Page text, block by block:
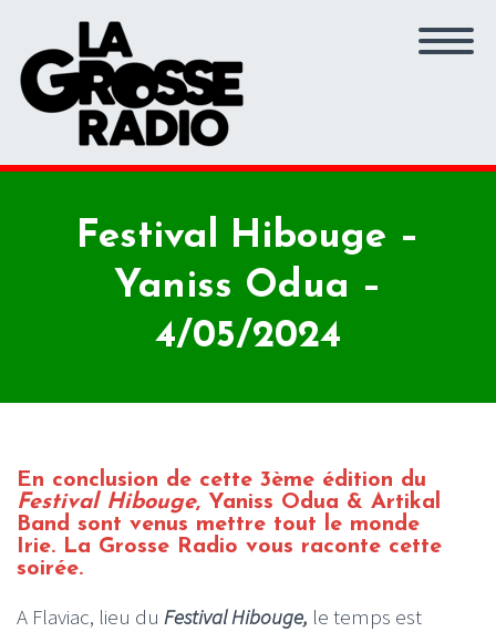
Festival Hibouge –
Yaniss Odua –
4/05/2024
En conclusion de cette 3ème édition du
Festival Hibouge, Yaniss Odua & Artikal
Band sont venus mettre tout le monde
Irie. La Grosse Radio vous raconte cette
soirée.
A Flaviac, lieu du Festival Hibouge, le temps est